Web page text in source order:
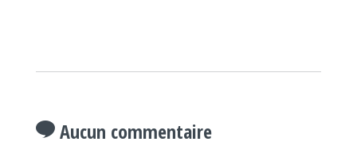
Aucun commentaire